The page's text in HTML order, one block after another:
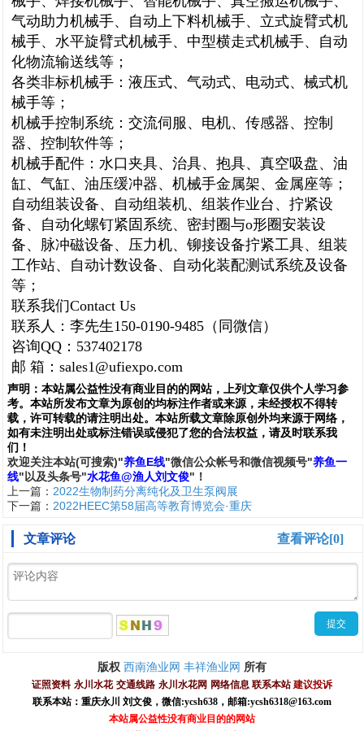
气动助力机械手、自动上下料机械手、立式旋臂式机
械手、水平旋臂式机械手、中型横走式机械手、自动
化物流输送线等；
各类非标机械手：液压式、气动式、电动式、械式机
械手等；
机械手控制系统：交流伺服、电机、传感器、控制
器、控制软件等；
机械手配件：水口夹具、治具、抱具、真空吸盘、油
缸、气缸、油压缓冲器、机械手金属架、金属座等；
自动组装设备、自动组装机、组装作业台、拧紧设
备、自动化螺钉紧固系统、密封圈与o形圈安装设
备、脉冲磁设备、压力机、铆接设备拧紧工具、组装
工作站、自动计数设备、自动化装配测试系统及设备
等；
联系我们Contact Us
联系人：李先生150-0190-9485 （同微信）
咨询QQ ： 537402178
邮 箱： sales1@ufiexpo.com
声明： 本站属公益性没有商业目的的网站，上列文章仅供个人学习参
考。本站所发布文章为原创的均标注作者或来源，未经授权不得转
载，许可转载的请注明出处。本站所载文章除原创外均来源于网络，
如有未注明出处或标注错误或侵犯了您的合法权益，请及时联系我
们 ！
欢迎关注本站(可搜索)"养鱼E线"微信公众帐号和微信视频号"养鱼一
线" 以及头条号"水花鱼@渔人刘文俊"！
上一篇： 2022生物制药分离纯化及卫生泵阀展
下一篇： 2022HEEC第58届高等教育博览会·重庆
查看评论[0]
文章评论
版权 西南渔业网 丰祥渔业网 所有
证照资料 永川水花 交通线路 永川水花网 网络信息 联系本站 建议投诉
联系本站：重庆永川 刘文俊， 微信:ycsh638 ， 邮箱:ycsh6318@163.com
本站属公益性没有商业目的的网站